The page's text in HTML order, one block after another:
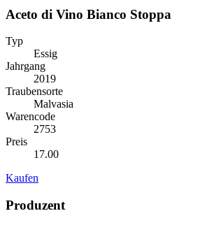
Aceto di Vino Bianco Stoppa
Typ
Essig
Jahrgang
2019
Traubensorte
Malvasia
Warencode
2753
Preis
17.00
Kaufen
Produzent